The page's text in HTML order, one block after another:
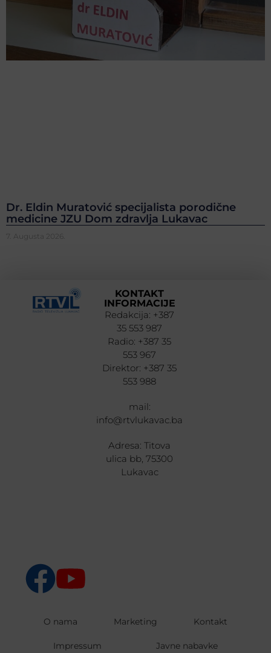
Dr. Eldin Muratović specijalista porodične
medicine JZU Dom zdravlja Lukavac
7. Augusta 2026.
KONTAKT
INFORMACIJE
Redakcija: +387
35 553 987
Radio: +387 35
553 967
Direktor: +387 35
553 988
mail:
info@rtvlukavac.ba
Adresa: Titova
ulica bb, 75300
Lukavac
O nama Marketing Kontakt
Impressum Javne nabavke